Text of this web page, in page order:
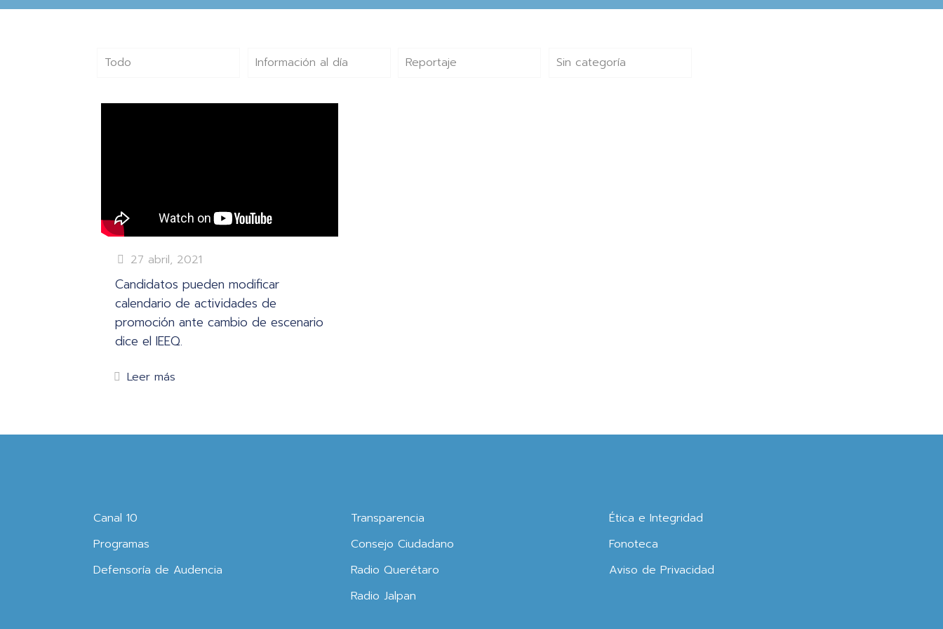
Todo Información al día Reportaje Sin categoría
27 abril, 2021
Candidatos pueden modificar
calendario de actividades de
promoción ante cambio de escenario
dice el IEEQ.
Leer más
Canal 10
Programas
Defensoría de Audencia
Transparencia
Consejo Ciudadano
Radio Querétaro
Radio Jalpan
Ética e Integridad
Fonoteca
Aviso de Privacidad